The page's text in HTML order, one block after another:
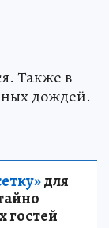
Также в
дождей.
для
гостей